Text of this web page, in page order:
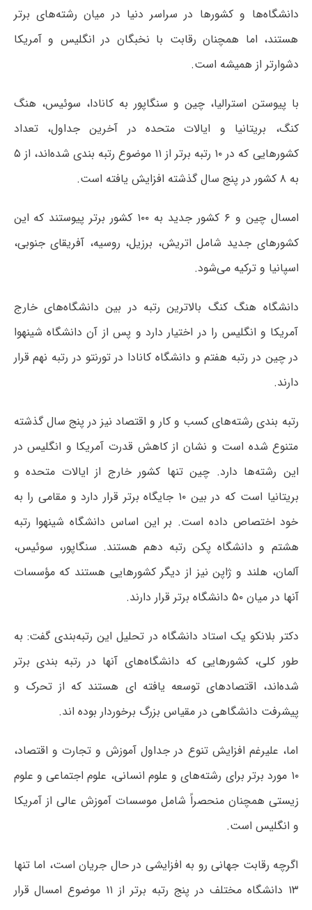
دانشگاه‌ها و کشورها در سراسر دنیا در میان رشته‌های برتر
هستند، اما همچنان رقابت با نخبگان در انگلیس و آمریکا
دشوارتر از همیشه است.
با پیوستن استرالیا، چین و سنگاپور به کانادا، سوئیس، هنگ
کنگ، بریتانیا و ایالات متحده در آخرین جداول، تعداد
کشورهایی که در ۱۰ رتبه برتر از ۱۱ موضوع رتبه بندی شده‌اند، از ۵
به ۸ کشور در پنج سال گذشته افزایش یافته است.
امسال چین و ۶ کشور جدید به ۱۰۰ کشور برتر پیوستند که این
کشورهای جدید شامل اتریش، برزیل، روسیه، آفریقای جنوبی،
اسپانیا و ترکیه می‌شود.
دانشگاه هنگ کنگ بالاترین رتبه در بین دانشگاه‌های خارج
آمریکا و انگلیس را در اختیار دارد و پس از آن دانشگاه شینهوا
در چین در رتبه هفتم و دانشگاه کانادا در تورنتو در رتبه نهم قرار
دارند.
رتبه بندی رشته‌های کسب و کار و اقتصاد نیز در پنج سال گذشته
متنوع شده است و نشان از کاهش قدرت آمریکا و انگلیس در
این رشته‌ها دارد. چین تنها کشور خارج از ایالات متحده و
بریتانیا است که در بین ۱۰ جایگاه برتر قرار دارد و مقامی را به
خود اختصاص داده است. بر این اساس دانشگاه شینهوا رتبه
هشتم و دانشگاه پکن رتبه دهم هستند. سنگاپور، سوئیس،
آلمان، هلند و ژاپن نیز از دیگر کشورهایی هستند که مؤسسات
آنها در میان ۵۰ دانشگاه برتر قرار دارند.
دکتر بلانکو یک استاد دانشگاه در تحلیل این رتبه‌بندی گفت: به
طور کلی، کشورهایی که دانشگاه‌های آنها در رتبه بندی برتر
شده‌اند، اقتصادهای توسعه یافته ای هستند که از تحرک و
پیشرفت دانشگاهی در مقیاس بزرگ برخوردار بوده اند.
اما، علیرغم افزایش تنوع در جداول آموزش و تجارت و اقتصاد،
۱۰ مورد برتر برای رشته‌های و علوم انسانی، علوم اجتماعی و علوم
زیستی همچنان منحصراً شامل موسسات آموزش عالی از آمریکا
و انگلیس است.
اگرچه رقابت جهانی رو به افزایشی در حال جریان است، اما تنها
۱۳ دانشگاه مختلف در پنج رتبه برتر از ۱۱ موضوع امسال قرار